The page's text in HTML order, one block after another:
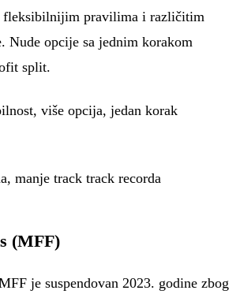
fleksibilnijim pravilima i različitim
Nude opcije sa jednim korakom
split.
više opcija, jedan korak
manje track track recorda
(MFF)
je suspendovan 2023. godine zbog